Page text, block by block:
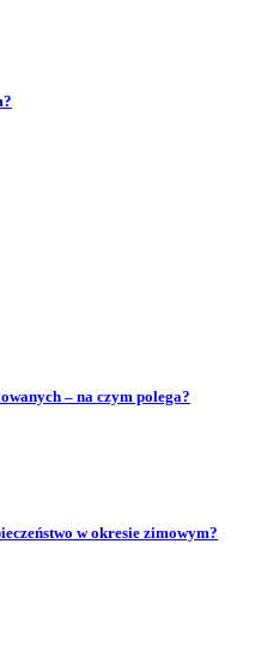
– na czym polega?
w okresie zimowym?